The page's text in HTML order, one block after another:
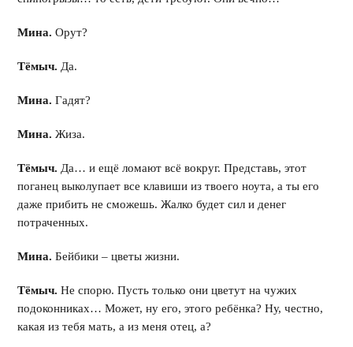
Мина. Орут?
Тёмыч. Да.
Мина. Гадят?
Мина. Жиза.
Тёмыч. Да… и ещё ломают всё вокруг. Представь, этот
поганец выколупает все клавиши из твоего ноута, а ты его
даже прибить не сможешь. Жалко будет сил и денег
потраченных.
Мина. Бейбики – цветы жизни.
Тёмыч. Не спорю. Пусть только они цветут на чужих
подоконниках… Может, ну его, этого ребёнка? Ну, честно,
какая из тебя мать, а из меня отец, а?